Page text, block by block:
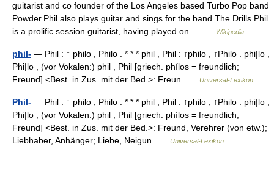
guitarist and co founder of the Los Angeles based Turbo Pop band
Powder.Phil also plays guitar and sings for the band The Drills.Phil
is a prolific session guitarist, having played on… …
Wikipedia
phil- — Phil : ↑ philo , Philo . * * * phil , Phil : ↑philo , ↑Philo . phi|lo ,
Phi|lo , (vor Vokalen:) phil , Phil [griech. phílos = freundlich;
Freund] <Best. in Zus. mit der Bed.>: Freun …
Universal-Lexikon
Phil- — Phil : ↑ philo , Philo . * * * phil , Phil : ↑philo , ↑Philo . phi|lo ,
Phi|lo , (vor Vokalen:) phil , Phil [griech. phílos = freundlich;
Freund] <Best. in Zus. mit der Bed.>: Freund, Verehrer (von etw.);
Liebhaber, Anhänger; Liebe, Neigun …
Universal-Lexikon